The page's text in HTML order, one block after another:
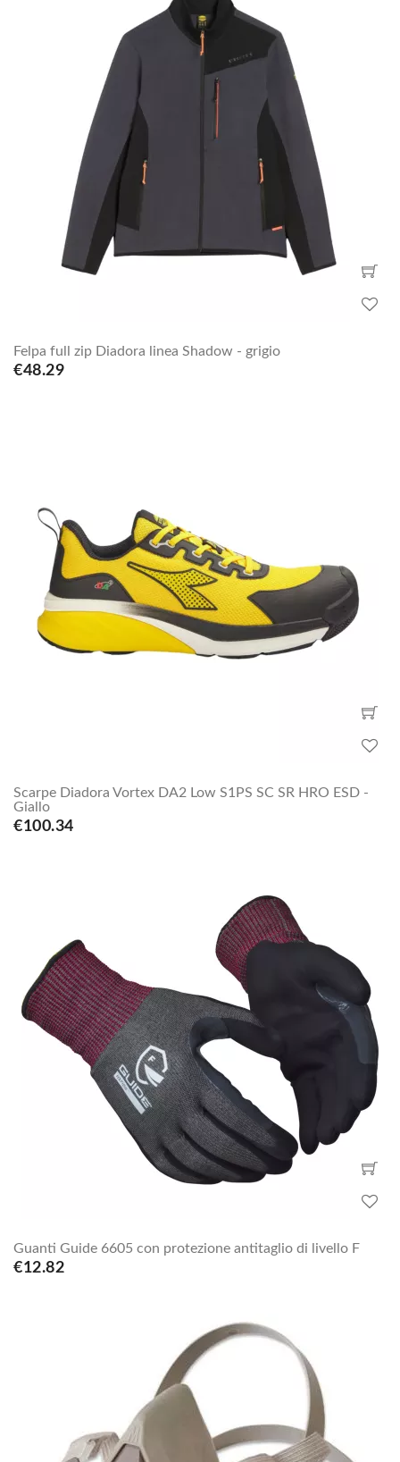
Felpa full zip Diadora linea Shadow - grigio
€48.29
Scarpe Diadora Vortex DA2 Low S1PS SC SR HRO ESD -
Giallo
€100.34
Guanti Guide 6605 con protezione antitaglio di livello F
€12.82